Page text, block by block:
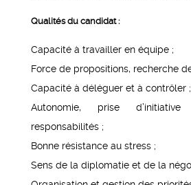
Qualités du candidat :
Capacité à travailler en équipe ;
Force de propositions, recherche
Capacité à déléguer et à contrôler ;
Autonomie, prise
responsabilités ;
Bonne résistance au stress ;
Sens de la diplomatie et de la